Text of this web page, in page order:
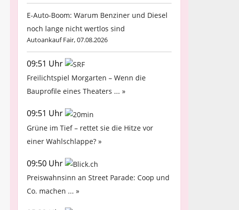
E-Auto-Boom: Warum Benziner und Diesel
noch lange nicht wertlos sind
Autoankauf Fair, 07.08.2026
09:51 Uhr
Freilichtspiel Morgarten – Wenn die
Bauprofile eines Theaters ... »
09:51 Uhr
Grüne im Tief – rettet sie die Hitze vor
einer Wahlschlappe? »
09:50 Uhr
Preiswahnsinn an Street Parade: Coop und
Co. machen ... »